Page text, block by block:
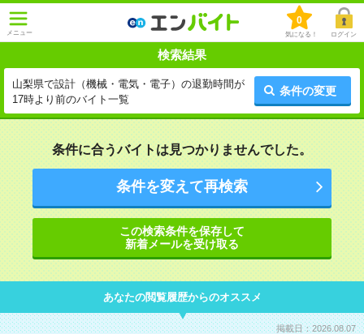
メニュー
0
気になる！ ログイン
検索結果
山梨県で設計（機械・電気・電子）の退勤時間が
17時より前のバイト一覧
条件の変更
条件に合うバイトは見つかりませんでした。
条件を変えて再検索
この検索条件を保存して
新着メールを受け取る
あなたの閲覧履歴からのオススメ
掲載日：2026.08.07